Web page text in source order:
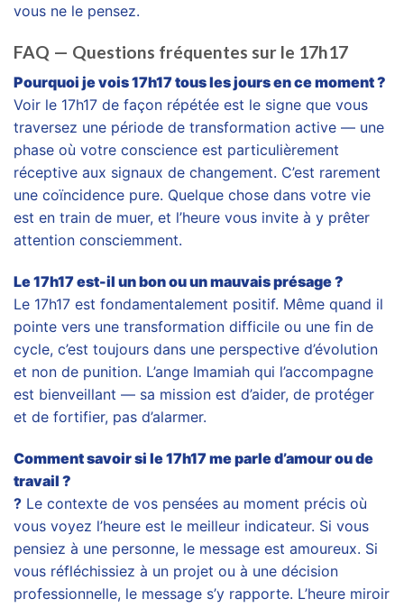
vous ne le pensez.
FAQ — Questions fréquentes sur le 17h17
Pourquoi je vois 17h17 tous les jours en ce moment ?
Voir le 17h17 de façon répétée est le signe que vous
traversez une période de transformation active — une
phase où votre conscience est particulièrement
réceptive aux signaux de changement. C’est rarement
une coïncidence pure. Quelque chose dans votre vie
est en train de muer, et l’heure vous invite à y prêter
attention consciemment.
Le 17h17 est-il un bon ou un mauvais présage ?
Le 17h17 est fondamentalement positif. Même quand il
pointe vers une transformation difficile ou une fin de
cycle, c’est toujours dans une perspective d’évolution
et non de punition. L’ange Imamiah qui l’accompagne
est bienveillant — sa mission est d’aider, de protéger
et de fortifier, pas d’alarmer.
Comment savoir si le 17h17 me parle d’amour ou de
travail ?
? Le contexte de vos pensées au moment précis où
vous voyez l’heure est le meilleur indicateur. Si vous
pensiez à une personne, le message est amoureux. Si
vous réfléchissiez à un projet ou à une décision
professionnelle, le message s’y rapporte. L’heure miroir